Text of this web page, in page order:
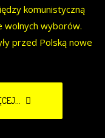
komunistyczną
wolnych wyborów.
przed Polską nowe